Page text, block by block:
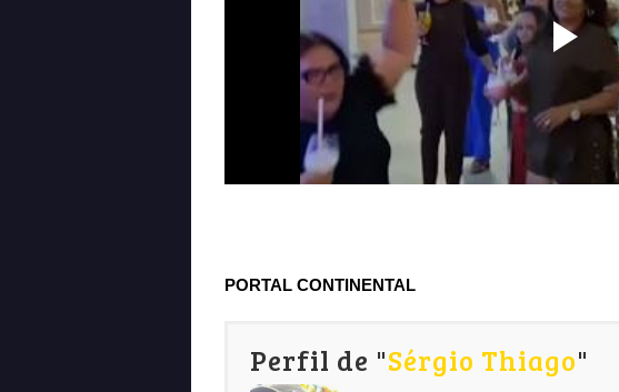
PORTAL CONTINENTAL
Perfil de "Sérgio Thiago"